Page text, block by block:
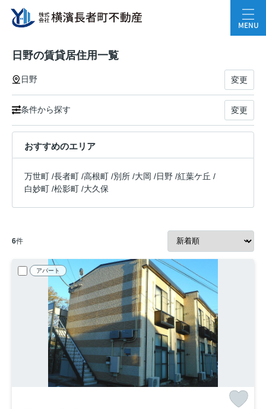
MENU
日野の賃貸居住用一覧
日野 変更
条件から探す 変更
おすすめのエリア
万世町 /長者町 /高根町 /別所 /大岡 /日野 /紅葉ケ丘 /
白妙町 /松影町 /大久保
6件
アパート